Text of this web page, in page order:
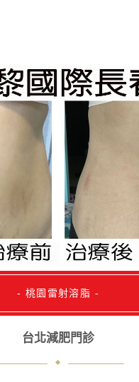
- 桃園雷射溶脂 -
台北減肥門診